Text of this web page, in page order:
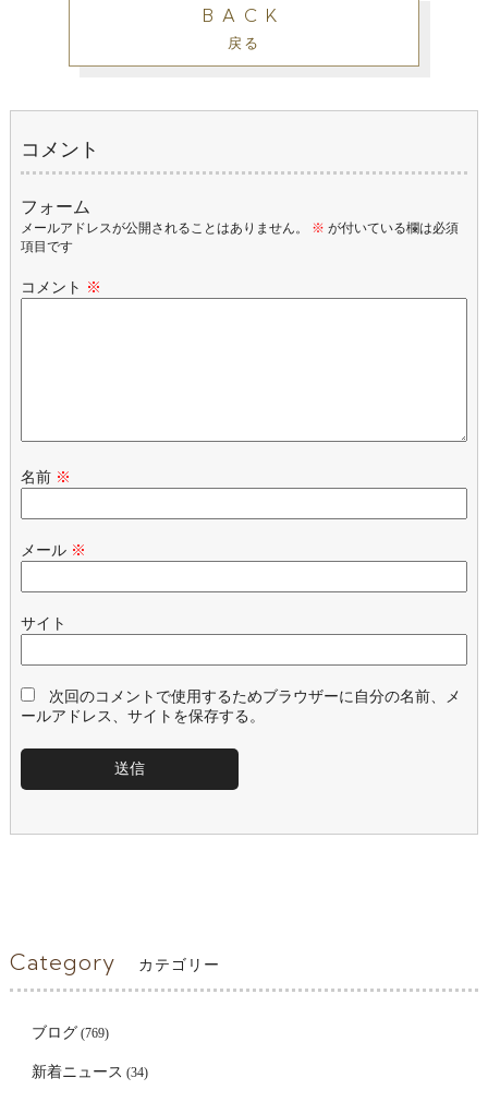
BACK
戻る
コメント
フォーム
メールアドレスが公開されることはありません。 ※ が付いている欄は必須
項目です
コメント ※
名前 ※
メール ※
サイト
次回のコメントで使用するためブラウザーに自分の名前、メ
ールアドレス、サイトを保存する。
Category カテゴリー
ブログ (769)
新着ニュース (34)